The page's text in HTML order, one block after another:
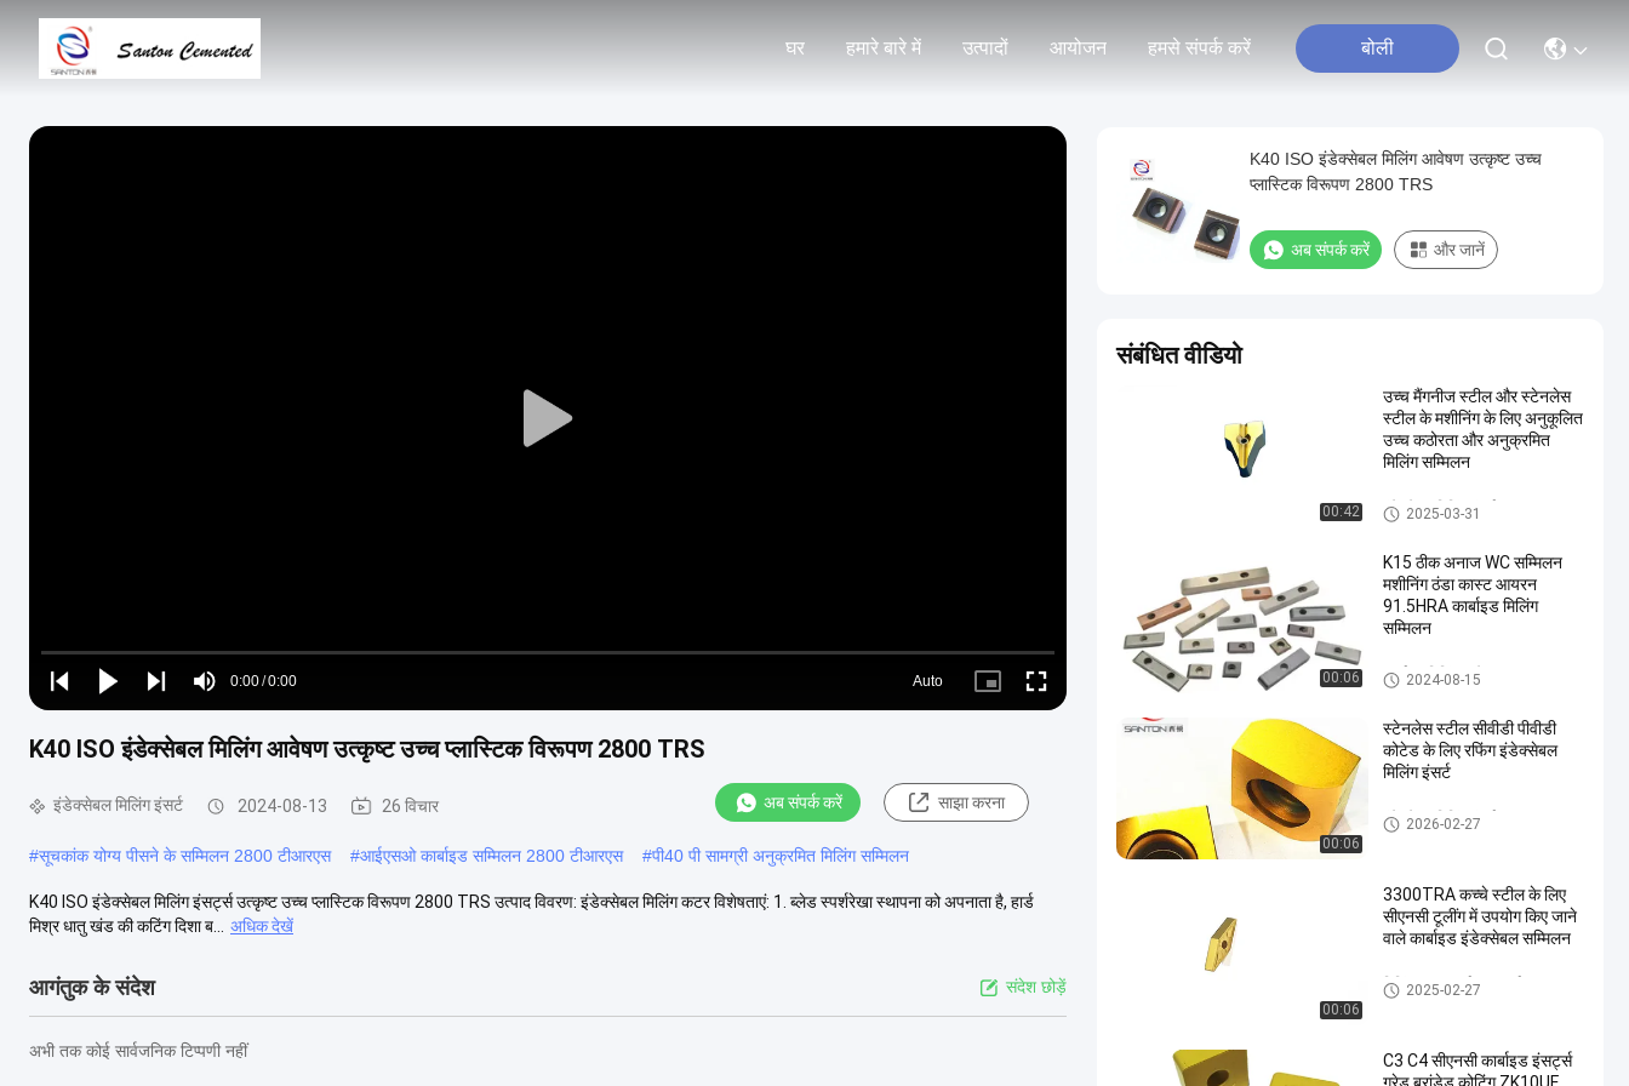
घर हमारे बारे में उत्पादों आयोजन हमसे संपर्क करें बोली
Play
Play
Play
Play
Mute
Time
0:00/0:00
Loaded:
0%
Auto
Picture- Fullscreen
K40 ISO इंडेक्सेबल मिलिंग आवेषण उत्कृष्ट उच्च प्लास्टिक विरूपण 2800 TRS
इंडेक्सेबल मिलिंग इंसर्ट 2024-08-13 26 विचार अब संपर्क करें साझा करना
#सूचकांक योग्य पीसने के सम्मिलन 2800 टीआरएस #आईएसओ कार्बाइड सम्मिलन 2800 टीआरएस #पी40 पी सामग्री अनुक्रमित मिलिंग सम्मिलन
K40 ISO इंडेक्सेबल मिलिंग इंसर्ट्स उत्कृष्ट उच्च प्लास्टिक विरूपण 2800 TRS उत्पाद विवरण: इंडेक्सेबल मिलिंग कटर विशेषताएं: 1. ब्लेड स्पर्शरेखा स्थापना को अपनाता है, हार्ड
मिश्र धातु खंड की कटिंग दिशा ब...
अधिक देखें
आगंतुक के संदेश संदेश छोड़ें
अभी तक कोई सार्वजनिक टिप्पणी नहीं
K40 ISO इंडेक्सेबल मिलिंग आवेषण उत्कृष्ट उच्च
प्लास्टिक विरूपण 2800 TRS
अब संपर्क करें और जानें
संबंधित वीडियो
00:42
उच्च मैंगनीज स्टील और स्टेनलेस
स्टील के मशीनिंग के लिए अनुकूलित
उच्च कठोरता और अनुक्रमित
मिलिंग सम्मिलन
इंडेक्सेबल मिलिंग इंसर्ट
2025-03-31
00:06
K15 ठीक अनाज WC सम्मिलन
मशीनिंग ठंडा कास्ट आयरन
91.5HRA कार्बाइड मिलिंग
सम्मिलन
कार्बाइड मिलिंग आवेषण
2024-08-15
00:06
स्टेनलेस स्टील सीवीडी पीवीडी
कोटेड के लिए रफिंग इंडेक्सेबल
मिलिंग इंसर्ट
इंडेक्सेबल मिलिंग इंसर्ट
2026-02-27
00:06
3300TRA कच्चे स्टील के लिए
सीएनसी टूलींग में उपयोग किए जाने
वाले कार्बाइड इंडेक्सेबल सम्मिलन
मिलिंग कटर कार्बाइड इन्सर्ट
2025-02-27
C3 C4 सीएनसी कार्बाइड इंसर्ट्स